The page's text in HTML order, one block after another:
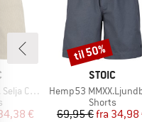
Shorts
pris
€
MÆRKE
STOIC
Artikel
Hemp53 MMXX.Ljundby
Shorts
Pris
69,95 € Nedsat
fra 34,98
Rabat
til 50%